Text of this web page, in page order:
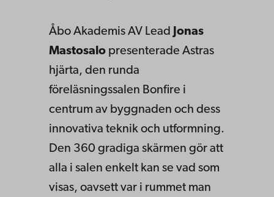
Åbo Akademis AV Lead Jonas
Mastosalo presenterade Astras
hjärta, den runda
föreläsningssalen Bonfire i
centrum av byggnaden och dess
innovativa teknik och utformning.
Den 360 gradiga skärmen gör att
alla i salen enkelt kan se vad som
visas, oavsett var i rummet man